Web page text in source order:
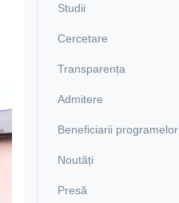
Studii
Cercetare
Transparența
Admitere
Beneficiarii programelor
Noutăți
Presă